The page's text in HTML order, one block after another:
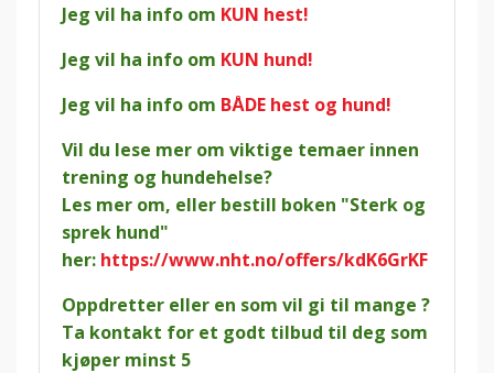
Jeg vil ha info om KUN hest!
Jeg vil ha info om KUN hund!
Jeg vil ha info om BÅDE hest og hund!
Vil du lese mer om viktige temaer innen
trening og hundehelse?
Les mer om, eller bestill boken "Sterk og
sprek hund"
her: https://www.nht.no/offers/kdK6GrKF
Oppdretter eller en som vil gi til mange ?
Ta kontakt for et godt tilbud til deg som
kjøper minst 5